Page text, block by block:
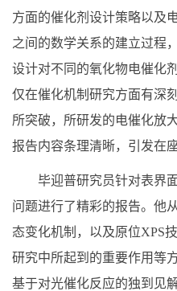
方面的催化剂设计策略以及
之间的数学关系的建立过程
设计对不同的氧化物电催化
仅在催化机制研究方面有深
所突破，所研发的电催化放
报告内容条理清晰，引发在
毕迎普研究员针对表界
问题进行了精彩的报告。他
态变化机制，以及原位XPS
研究中所起到的重要作用等
基于对光催化反应的独到见